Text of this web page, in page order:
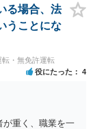
る場合、法
うことにな
転・無免許運転
役にたった 4
重く、職業を一